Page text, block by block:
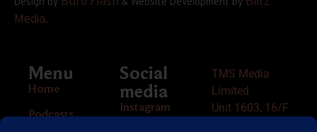
Design by & Website Development by
Media.
Menu
Home
Podcasts
Social
media
Instagram
TMS Media
Limited
Unit 1603, 16/F